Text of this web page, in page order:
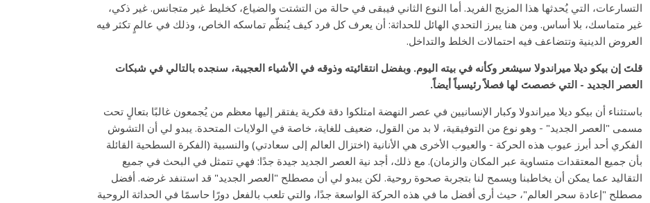
التسارعات، التي يُحدثها هذا المزيج الفريد. أما النوع الثاني فيبقى في حالة من التشتت والضياع، كخليط غير متجانس. غير ذكي،
غير متماسك، بلا أساس. ومن هنا يبرز التحدي الهائل للحداثة: أن يعرف كل فرد كيف يُنظّم تماسكه الخاص، وذلك في عالمٍ تكثر فيه
العروض الدينية وتتضاعف فيه احتمالات الخلط والتداخل.
قلتَ إن بيكو ديلا ميراندولا سيشعر وكأنه في بيته اليوم. وبفضل انتقائيته وذوقه في الأشياء العجيبة، سنجده بالتالي في شبكات
العصر الجديد - التي خصصتَ لها فصلاً رئيسياً أيضاً.
باستثناء أن بيكو ديلا ميراندولا وكبار الإنسانيين في عصر النهضة امتلكوا دقة فكرية يفتقر إليها معظم من يُجمعون غالبًا بتعالٍ تحت
مسمى "العصر الجديد" - وهو نوع من التوفيقية، لا بد من القول، ضعيف للغاية، خاصة في الولايات المتحدة. يبدو لي أن التشوش
الفكري أحد أبرز عيوب هذه الحركة - والعيوب الأخرى هي الأنانية (اختزال العالم إلى سعادتي) والنسبية (الفكرة السطحية القائلة
بأن جميع المعتقدات متساوية عبر المكان والزمان). مع ذلك، أجد نية العصر الجديد جيدة جدًا: فهي تتمثل في البحث في جميع
التقاليد عما يمكن أن يخاطبنا ويسمح لنا بتجربة صحوة روحية. لكن يبدو لي أن مصطلح "العصر الجديد" قد استنفد غرضه. أفضل
مصطلح "إعادة سحر العالم"، حيث أرى أفضل ما في هذه الحركة الواسعة جدًا، والتي تلعب بالفعل دورًا حاسمًا في الحداثة الروحية